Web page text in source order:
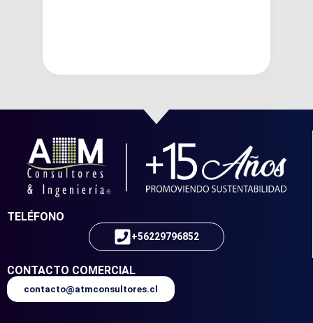
TELÉFONO
+56229796852
CONTACTO COMERCIAL
contacto@atmconsultores.cl